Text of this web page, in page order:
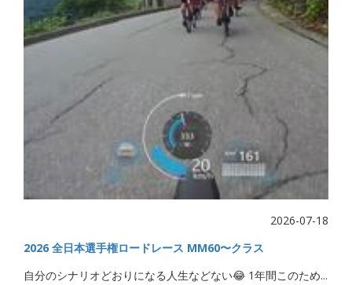
2026-07-18
2026 全日本選手権ロードレース MM60〜クラス
自分のシナリオどおりになる人生などない😂 1年間このため...